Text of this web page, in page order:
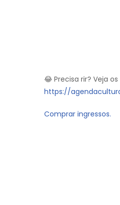
😂 Precisa rir? Veja
https://
Comprar ingressos.